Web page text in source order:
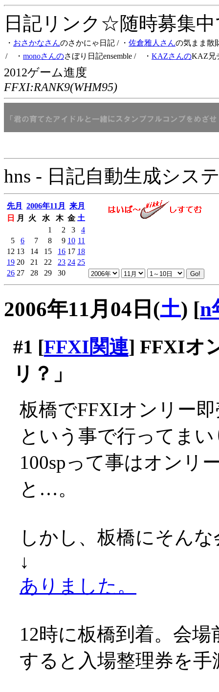
日記リンク☆随時募集
・ おさかなさんのさかにゃ日記 / ・ 佐倉雅人さんの気まま散
/ ・ monoさんのさぼり日記ensemble / ・ KAZさんのKAZ兄
2012ゲーム進度
FFXI:RANK9(WHM95)
hns - 日記自動生成シス
先月 2006年11月
来月
日
月 火 水 木 金 土
1
2 3
4
5
6 7 8 9 10 11
12 13 14 15 16 17 18
19 20 21 22 23 24 25
26 27 28 29 30
2006年11月04日(土) [n
#1 [FFXI関連] FFXIオ
リ？」
板橋でFFXIオンリー
という事で行ってま
100spって事はオンリ
と…。
しかし、板橋にそん
↓
ありました。
12時に板橋到着。会
すると入場整理券を